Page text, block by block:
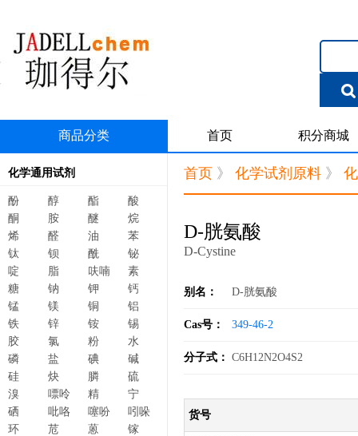
商品分类 首页 积分商城
化学通用试剂
酚 醇 酯
酸
酮
胺 醚
烷
烯
醛 油
苯
钛
钡 酰
铋
啶
脂 呋喃
素
糖
钠 钾
钙
锰
镁 铜
铝
铁
锌 铵
锡
胶
氯 粉
水
磷
盐 碘
碱
硅
炔 膦
硫
溴
嘌呤 精
宁
硒
吡咯 噻吩
吲哚
环
苊 蒽
镓
首页 》 化学试剂原料 》
D-胱氨酸
D-Cystine
别名： D-胱氨酸
Cas号： 349-46-2
分子式： C6H12N2O4S2
货号